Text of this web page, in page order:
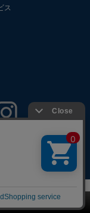
ス
え